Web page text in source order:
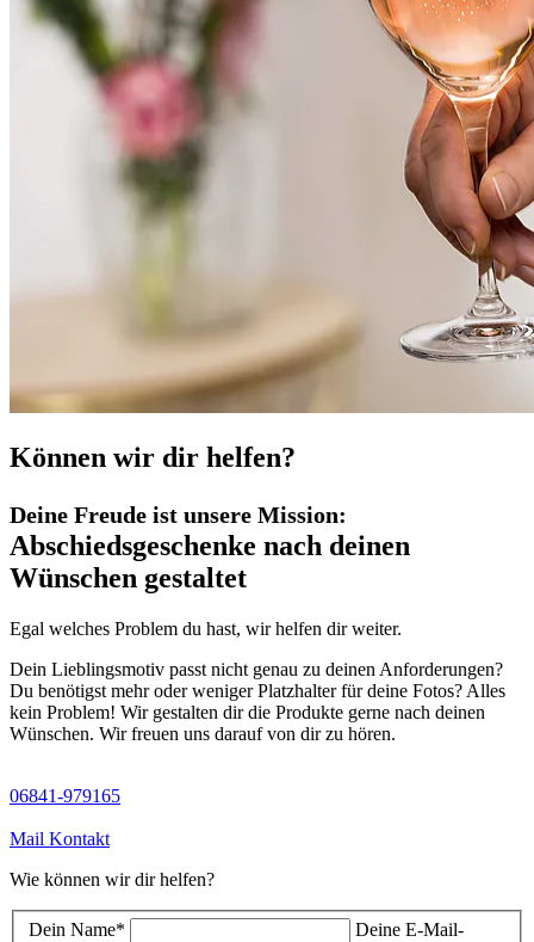
Können wir dir helfen?
Deine Freude ist unsere Mission:
Abschiedsgeschenke nach deinen
Wünschen gestaltet
Egal welches Problem du hast, wir helfen dir weiter.
Dein Lieblingsmotiv passt nicht genau zu deinen Anforderungen?
Du benötigst mehr oder weniger Platzhalter für deine Fotos? Alles
kein Problem! Wir gestalten dir die Produkte gerne nach deinen
Wünschen. Wir freuen uns darauf von dir zu hören.
06841-979165
Mail Kontakt
Wie können wir dir helfen?
Dein Name*
Deine E-Mail-